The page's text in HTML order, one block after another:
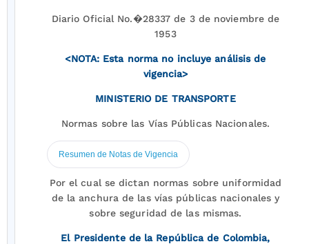
Diario Oficial No.�28337 de 3 de noviembre de
1953
<NOTA: Esta norma no incluye análisis de
vigencia>
MINISTERIO DE TRANSPORTE
Normas sobre las Vías Públicas Nacionales.
Resumen de Notas de Vigencia
Por el cual se dictan normas sobre uniformidad
de la anchura de las vías públicas nacionales y
sobre seguridad de las mismas.
El Presidente de la República de Colombia,